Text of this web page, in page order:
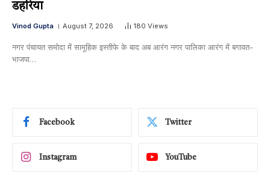
डहरिया
Vinod Gupta August 7, 2026 180 Views
नगर पंचायत समोदा में सामूहिक इस्तीफे के बाद अब आरंग नगर पालिका आरंग में बगावत-
भाजपा…
Facebook Twitter
Instagram YouTube